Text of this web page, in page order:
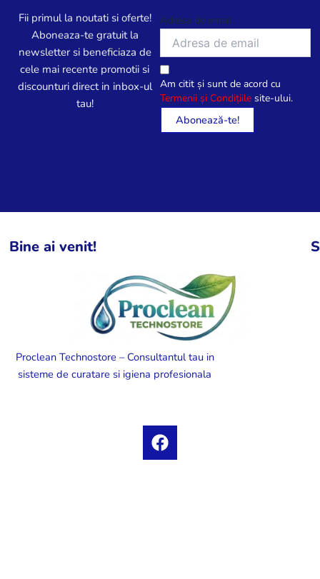
Fii primul la noutati si oferte!
Aboneaza-te gratuit la
newsletter si beneficiaza de
cele mai recente promotii si
discounturi direct in inbox-ul
tau!
Adresa de email
Am citit și sunt de acord cu
Termenii și Condițiile site-ului.
Bine ai venit!
Proclean Technostore – Consultantul tau in
sisteme de curatare si igiena profesionala
F
a
c